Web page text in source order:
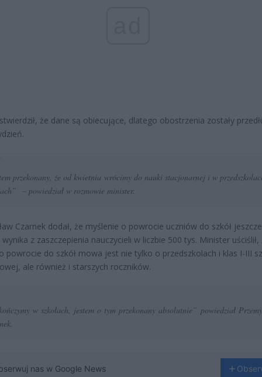
że dane są obiecujące, dlatego obostrzenia zostały
przekonany, że od kwietnia wrócimy do nauki stacjonarnej i w
– powiedział w rozmowie minister.
Czarnek dodał, że myślenie o powrocie uczniów do szkół
z zaszczepienia nauczycieli w liczbie 500 tys. Minister uściślił,
powrocie do szkół mowa jest nie tylko o przedszkolach i klas I-III
ale również i starszych roczników.
w szkołach, jestem o tym przekonany absolutnie” powiedział
nas w Google News